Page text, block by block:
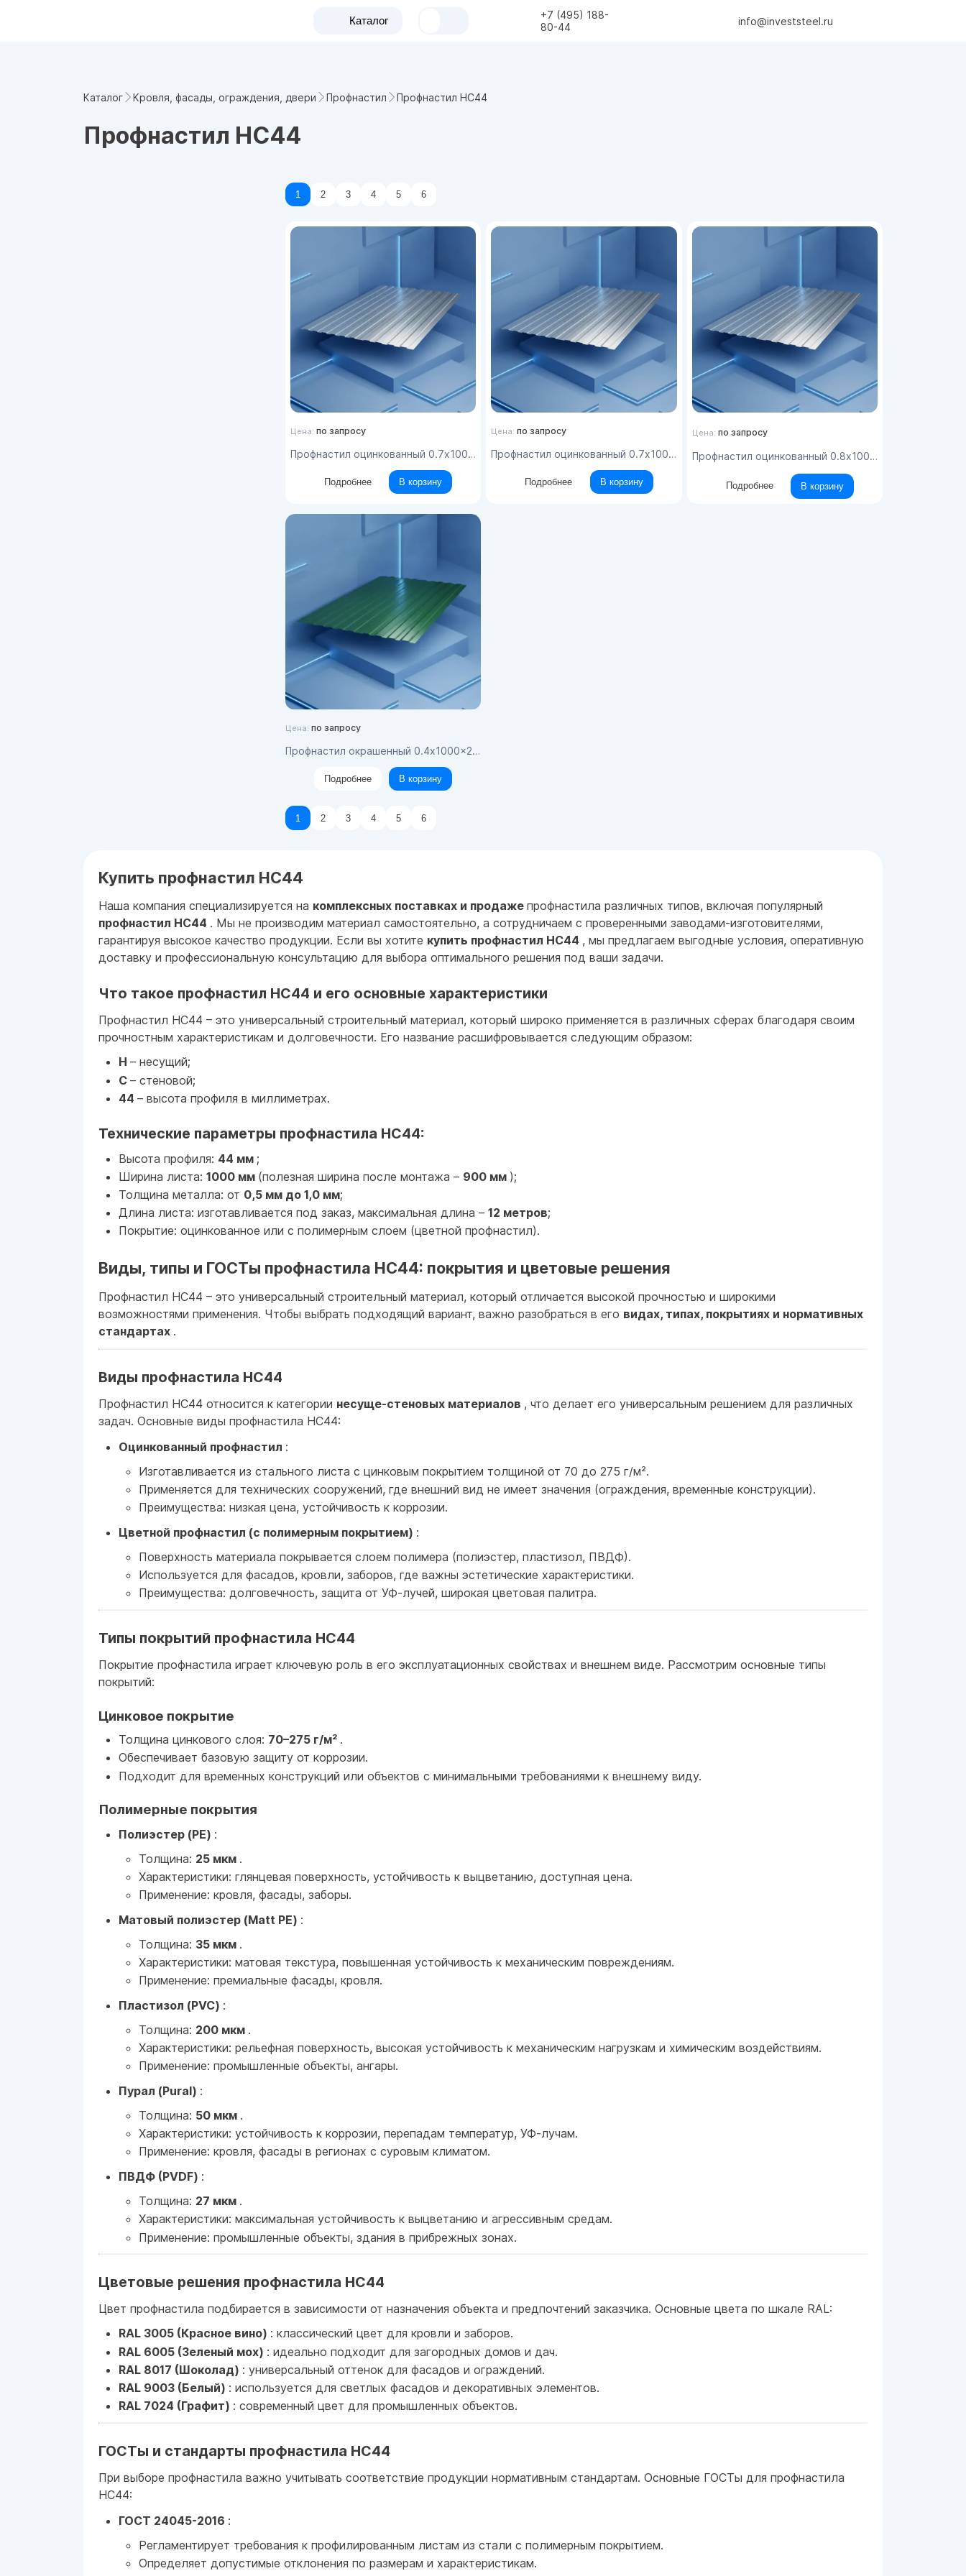
Каталог
+7 (495) 188-
80-44
info@investsteel.ru
Каталог Кровля, фасады, ограждения, двери Профнастил Профнастил НС44
Профнастил НС44
1 2 3 4 5 6
Цена: по запросу
Профнастил оцинкованный 0.7x1000x6000 цинк 1064 НС44
Подробнее В корзину
Цена:по запросу
Профнастил оцинкованный 0.7x1000x6000 цинк 1064 НС 44
Подробнее В корзину
Цена: по запросу
Профнастил оцинкованный 0.8x1000x6000 цинк 1064 НС44
Подробнее В корзину
Цена: по запросу
Профнастил окрашенный 0.4x1000x2300 RAL 6005 1064 0.40 НС44 2300
Подробнее В корзину
1 2 3 4 5 6
Купить профнастил НС44
Наша компания специализируется на комплексных поставках и продаже профнастила различных типов, включая популярный
профнастил НС44 . Мы не производим материал самостоятельно, а сотрудничаем с проверенными заводами-изготовителями,
гарантируя высокое качество продукции. Если вы хотите купить профнастил НС44 , мы предлагаем выгодные условия, оперативную
доставку и профессиональную консультацию для выбора оптимального решения под ваши задачи.
Что такое профнастил НС44 и его основные характеристики
Профнастил НС44 – это универсальный строительный материал, который широко применяется в различных сферах благодаря своим
прочностным характеристикам и долговечности. Его название расшифровывается следующим образом:
Н – несущий;
С – стеновой;
44 – высота профиля в миллиметрах.
Технические параметры профнастила НС44:
Высота профиля: 44 мм ;
Ширина листа: 1000 мм (полезная ширина после монтажа – 900 мм );
Толщина металла: от 0,5 мм до 1,0 мм;
Длина листа: изготавливается под заказ, максимальная длина – 12 метров;
Покрытие: оцинкованное или с полимерным слоем (цветной профнастил).
Виды, типы и ГОСТы профнастила НС44: покрытия и цветовые решения
Профнастил НС44 – это универсальный строительный материал, который отличается высокой прочностью и широкими
возможностями применения. Чтобы выбрать подходящий вариант, важно разобраться в его видах, типах, покрытиях и нормативных
стандартах .
Виды профнастила НС44
Профнастил НС44 относится к категории несуще-стеновых материалов , что делает его универсальным решением для различных
задач. Основные виды профнастила НС44:
Оцинкованный профнастил :
Изготавливается из стального листа с цинковым покрытием толщиной от 70 до 275 г/м².
Применяется для технических сооружений, где внешний вид не имеет значения (ограждения, временные конструкции).
Преимущества: низкая цена, устойчивость к коррозии.
Цветной профнастил (с полимерным покрытием) :
Поверхность материала покрывается слоем полимера (полиэстер, пластизол, ПВДФ).
Используется для фасадов, кровли, заборов, где важны эстетические характеристики.
Преимущества: долговечность, защита от УФ-лучей, широкая цветовая палитра.
Типы покрытий профнастила НС44
Покрытие профнастила играет ключевую роль в его эксплуатационных свойствах и внешнем виде. Рассмотрим основные типы
покрытий:
Цинковое покрытие
Толщина цинкового слоя: 70–275 г/м² .
Обеспечивает базовую защиту от коррозии.
Подходит для временных конструкций или объектов с минимальными требованиями к внешнему виду.
Полимерные покрытия
Полиэстер (PE) :
Толщина: 25 мкм .
Характеристики: глянцевая поверхность, устойчивость к выцветанию, доступная цена.
Применение: кровля, фасады, заборы.
Матовый полиэстер (Matt PE) :
Толщина: 35 мкм .
Характеристики: матовая текстура, повышенная устойчивость к механическим повреждениям.
Применение: премиальные фасады, кровля.
Пластизол (PVC) :
Толщина: 200 мкм .
Характеристики: рельефная поверхность, высокая устойчивость к механическим нагрузкам и химическим воздействиям.
Применение: промышленные объекты, ангары.
Пурал (Pural) :
Толщина: 50 мкм .
Характеристики: устойчивость к коррозии, перепадам температур, УФ-лучам.
Применение: кровля, фасады в регионах с суровым климатом.
ПВДФ (PVDF) :
Толщина: 27 мкм .
Характеристики: максимальная устойчивость к выцветанию и агрессивным средам.
Применение: промышленные объекты, здания в прибрежных зонах.
Цветовые решения профнастила НС44
Цвет профнастила подбирается в зависимости от назначения объекта и предпочтений заказчика. Основные цвета по шкале RAL:
RAL 3005 (Красное вино) : классический цвет для кровли и заборов.
RAL 6005 (Зеленый мох) : идеально подходит для загородных домов и дач.
RAL 8017 (Шоколад) : универсальный оттенок для фасадов и ограждений.
RAL 9003 (Белый) : используется для светлых фасадов и декоративных элементов.
RAL 7024 (Графит) : современный цвет для промышленных объектов.
ГОСТы и стандарты профнастила НС44
При выборе профнастила важно учитывать соответствие продукции нормативным стандартам. Основные ГОСТы для профнастила
НС44:
ГОСТ 24045-2016 :
Регламентирует требования к профилированным листам из стали с полимерным покрытием.
Определяет допустимые отклонения по размерам и характеристикам.